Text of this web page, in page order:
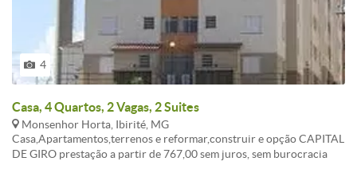
4
Casa, 4 Quartos, 2 Vagas, 2 Suites
Monsenhor Horta, Ibirité, MG
Casa,Apartamentos,terrenos e reformar,construir e opção CAPITAL
DE GIRO prestação a partir de 767,00 sem juros, sem burocracia